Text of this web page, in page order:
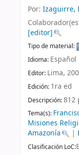
Por: Izaguirre,
[editor]
Tipo de material:
Idioma: Español
Editor: Lima,
Edición: 1ra ed
Descripción:812
Tema(s):
Misiones
Amazonía
|
Clasificación LoC: